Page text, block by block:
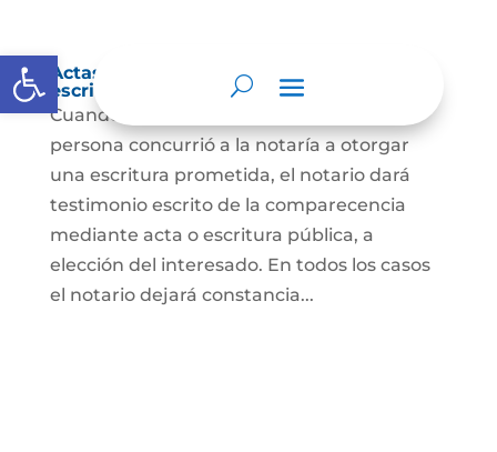
Abrir barra de herramientas
Actas de comparecencia para otorgar
escritura pública
Cuando se trate de comprobar que una
persona concurrió a la notaría a otorgar
una escritura prometida, el notario dará
testimonio escrito de la comparecencia
mediante acta o escritura pública, a
elección del interesado. En todos los casos
el notario dejará constancia...